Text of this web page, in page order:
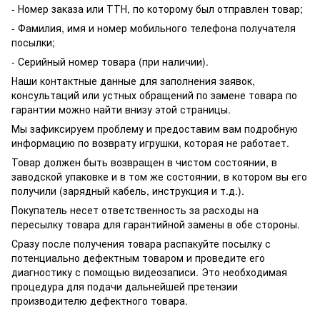
- Номер заказа или ТТН, по которому был отправлен товар;
- Фамилия, имя и номер мобильного телефона получателя
посылки;
- Серийный номер товара (при наличии).
Наши контактные данные для заполнения заявок,
консультаций или устных обращений по замене товара по
гарантии можно найти внизу этой страницы.
Мы зафиксируем проблему и предоставим вам подробную
информацию по возврату игрушки, которая не работает.
Товар должен быть возвращен в чистом состоянии, в
заводской упаковке и в том же состоянии, в котором вы его
получили (зарядный кабель, инструкция и т.д.).
Покупатель несет ответственность за расходы на
пересылку товара для гарантийной замены в обе стороны.
Сразу после получения товара распакуйте посылку с
потенциально дефектным товаром и проведите его
диагностику с помощью видеозаписи. Это необходимая
процедура для подачи дальнейшей претензии
производителю дефектного товара.